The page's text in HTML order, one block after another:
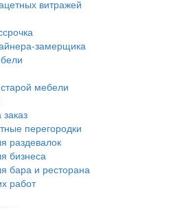
витражей
замерщика
мебели
перегородки
раздевалок
бизнеса
бара и ресторана
работ